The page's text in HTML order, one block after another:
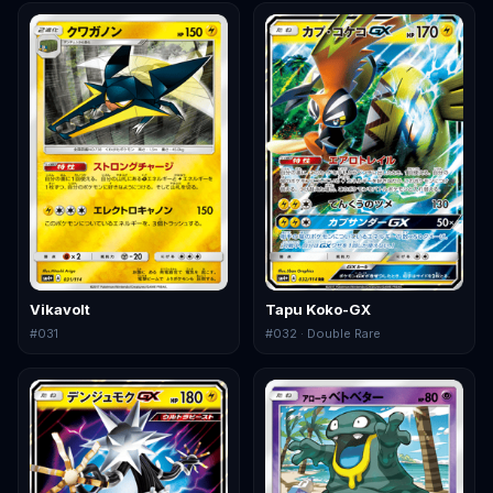
Vikavolt
#031
Tapu Koko-GX
#032 · Double Rare